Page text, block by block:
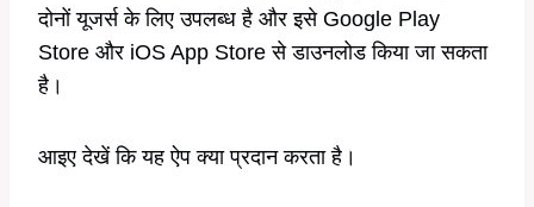
दोनों यूजर्स के लिए उपलब्ध है और इसे Google Play
Store और iOS App Store से डाउनलोड किया जा सकता
है।
आइए देखें कि यह ऐप क्या प्रदान करता है।